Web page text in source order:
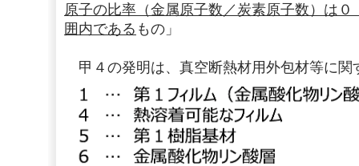
原子の比率（金属原子数／炭素原子数）は
囲内である もの」
甲４の発明は、真空断熱材用外包材等に関